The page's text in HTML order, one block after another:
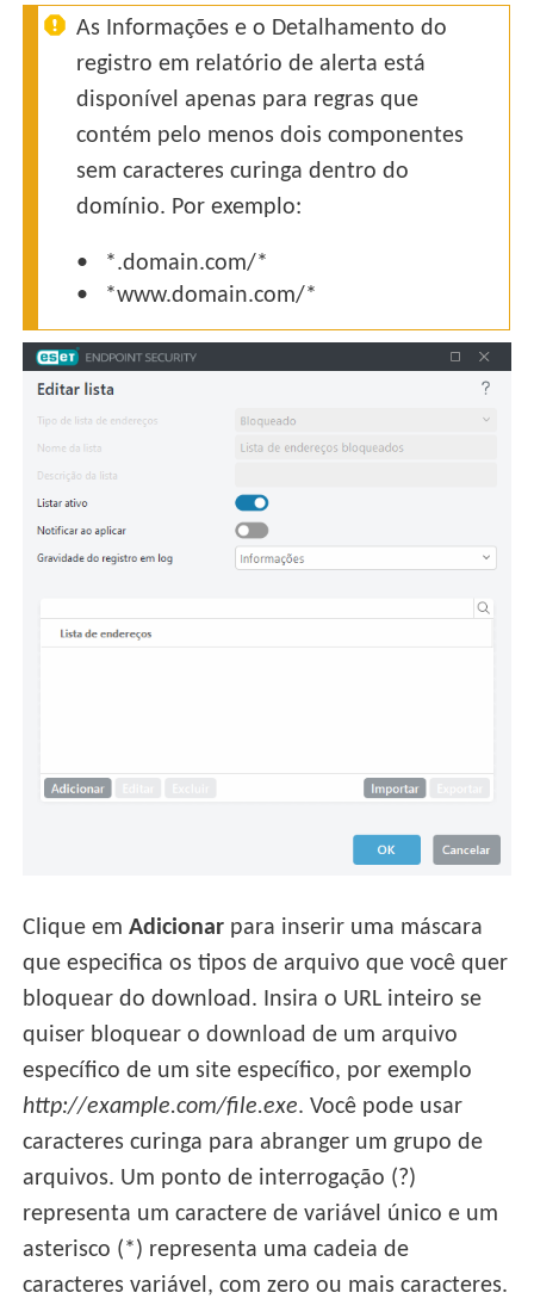
As Informações e o Detalhamento do
registro em relatório de alerta está
disponível apenas para regras que
contém pelo menos dois componentes
sem caracteres curinga dentro do
domínio. Por exemplo:
*.domain.com/*
*www.domain.com/*
Clique emAdicionar para inserir uma máscara
que especifica os tipos de arquivo que você quer
bloquear do download. Insira o URL inteiro se
quiser bloquear o download de um arquivo
específico de um site específico, por exemplo
http://example.com/file.exe. Você pode usar
caracteres curinga para abranger um grupo de
arquivos. Um ponto de interrogação (?)
representa um caractere de variável único e um
asterisco (*) representa uma cadeia de
caracteres variável, com zero ou mais caracteres.